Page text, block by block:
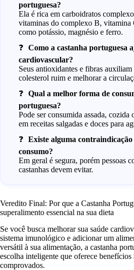
portuguesa?
Ela é rica em carboidratos
vitaminas do complexo B, vitamina
como potássio, magnésio e ferro.
Como a castanha portuguesa
cardiovascular?
Seus antioxidantes e fibras
colesterol ruim e melhorar a
Qual a melhor forma de
portuguesa?
Pode ser consumida assada, cozida
em receitas salgadas e doces para
Existe alguma
consumo?
Em geral é segura, porém pessoas
castanhas devem evitar.
Veredito Final: Por que a Castanha
superalimento essencial na sua dieta
Se você busca melhorar sua saúde
sistema imunológico e adicionar um
versátil à sua alimentação, a castanha
escolha inteligente que oferece benefícios
comprovados.